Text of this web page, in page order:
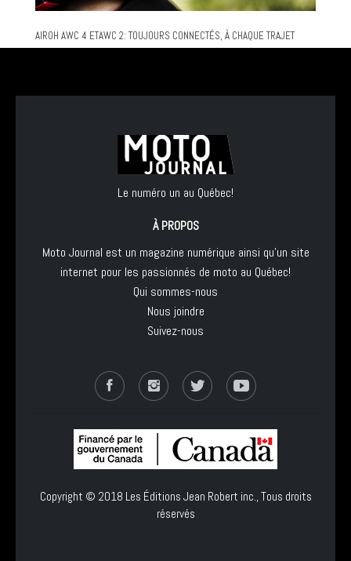
AIROH AWC 4 ETAWC 2: TOUJOURS CONNECTÉS, À CHAQUE TRAJET
Le numéro un au Québec!
À PROPOS
Moto Journal est un magazine numérique ainsi qu'un site
internet pour les passionnés de moto au Québec!
Qui sommes-nous
Nous joindre
Suivez-nous
Copyright © 2018 Les Éditions Jean Robert inc., Tous droits
réservés